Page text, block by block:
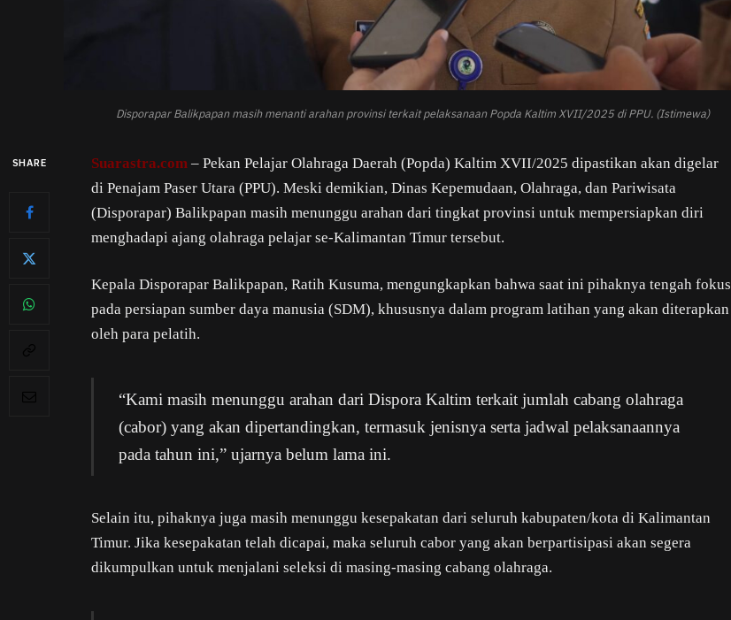
Disporapar Balikpapan masih menanti arahan provinsi terkait pelaksanaan Popda Kaltim XVII/2025 di PPU. (Istimewa)
SHARE Suarastra.com – Pekan Pelajar Olahraga Daerah (Popda) Kaltim XVII/2025 dipastikan akan digelar
di Penajam Paser Utara (PPU). Meski demikian, Dinas Kepemudaan, Olahraga, dan Pariwisata
(Disporapar) Balikpapan masih menunggu arahan dari tingkat provinsi untuk mempersiapkan diri
menghadapi ajang olahraga pelajar se-Kalimantan Timur tersebut.
Kepala Disporapar Balikpapan, Ratih Kusuma, mengungkapkan bahwa saat ini pihaknya tengah fokus
pada persiapan sumber daya manusia (SDM), khususnya dalam program latihan yang akan diterapkan
oleh para pelatih.
“Kami masih menunggu arahan dari Dispora Kaltim terkait jumlah cabang olahraga
(cabor) yang akan dipertandingkan, termasuk jenisnya serta jadwal pelaksanaannya
pada tahun ini,” ujarnya belum lama ini.
Selain itu, pihaknya juga masih menunggu kesepakatan dari seluruh kabupaten/kota di Kalimantan
Timur. Jika kesepakatan telah dicapai, maka seluruh cabor yang akan berpartisipasi akan segera
dikumpulkan untuk menjalani seleksi di masing-masing cabang olahraga.